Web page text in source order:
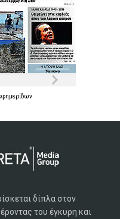
δίπλα στον
του έγκυρη και